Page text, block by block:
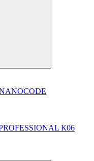
NANOCODE